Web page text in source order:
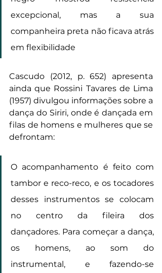
excepcional, mas a sua
companheira preta não ficava atrás
em flexibilidade
Cascudo (2012, p. 652) apresenta
ainda que Rossini Tavares de Lima
(1957) divulgou informações sobre a
dança do Siriri, onde é dançada em
filas de homens e mulheres que se
defrontam:
O acompanhamento é feito com
tambor e reco-reco, e os tocadores
desses instrumentos se colocam
no centro da fileira dos
dançadores. Para começar a dança,
os homens, ao som do
instrumental, e fazendo-se